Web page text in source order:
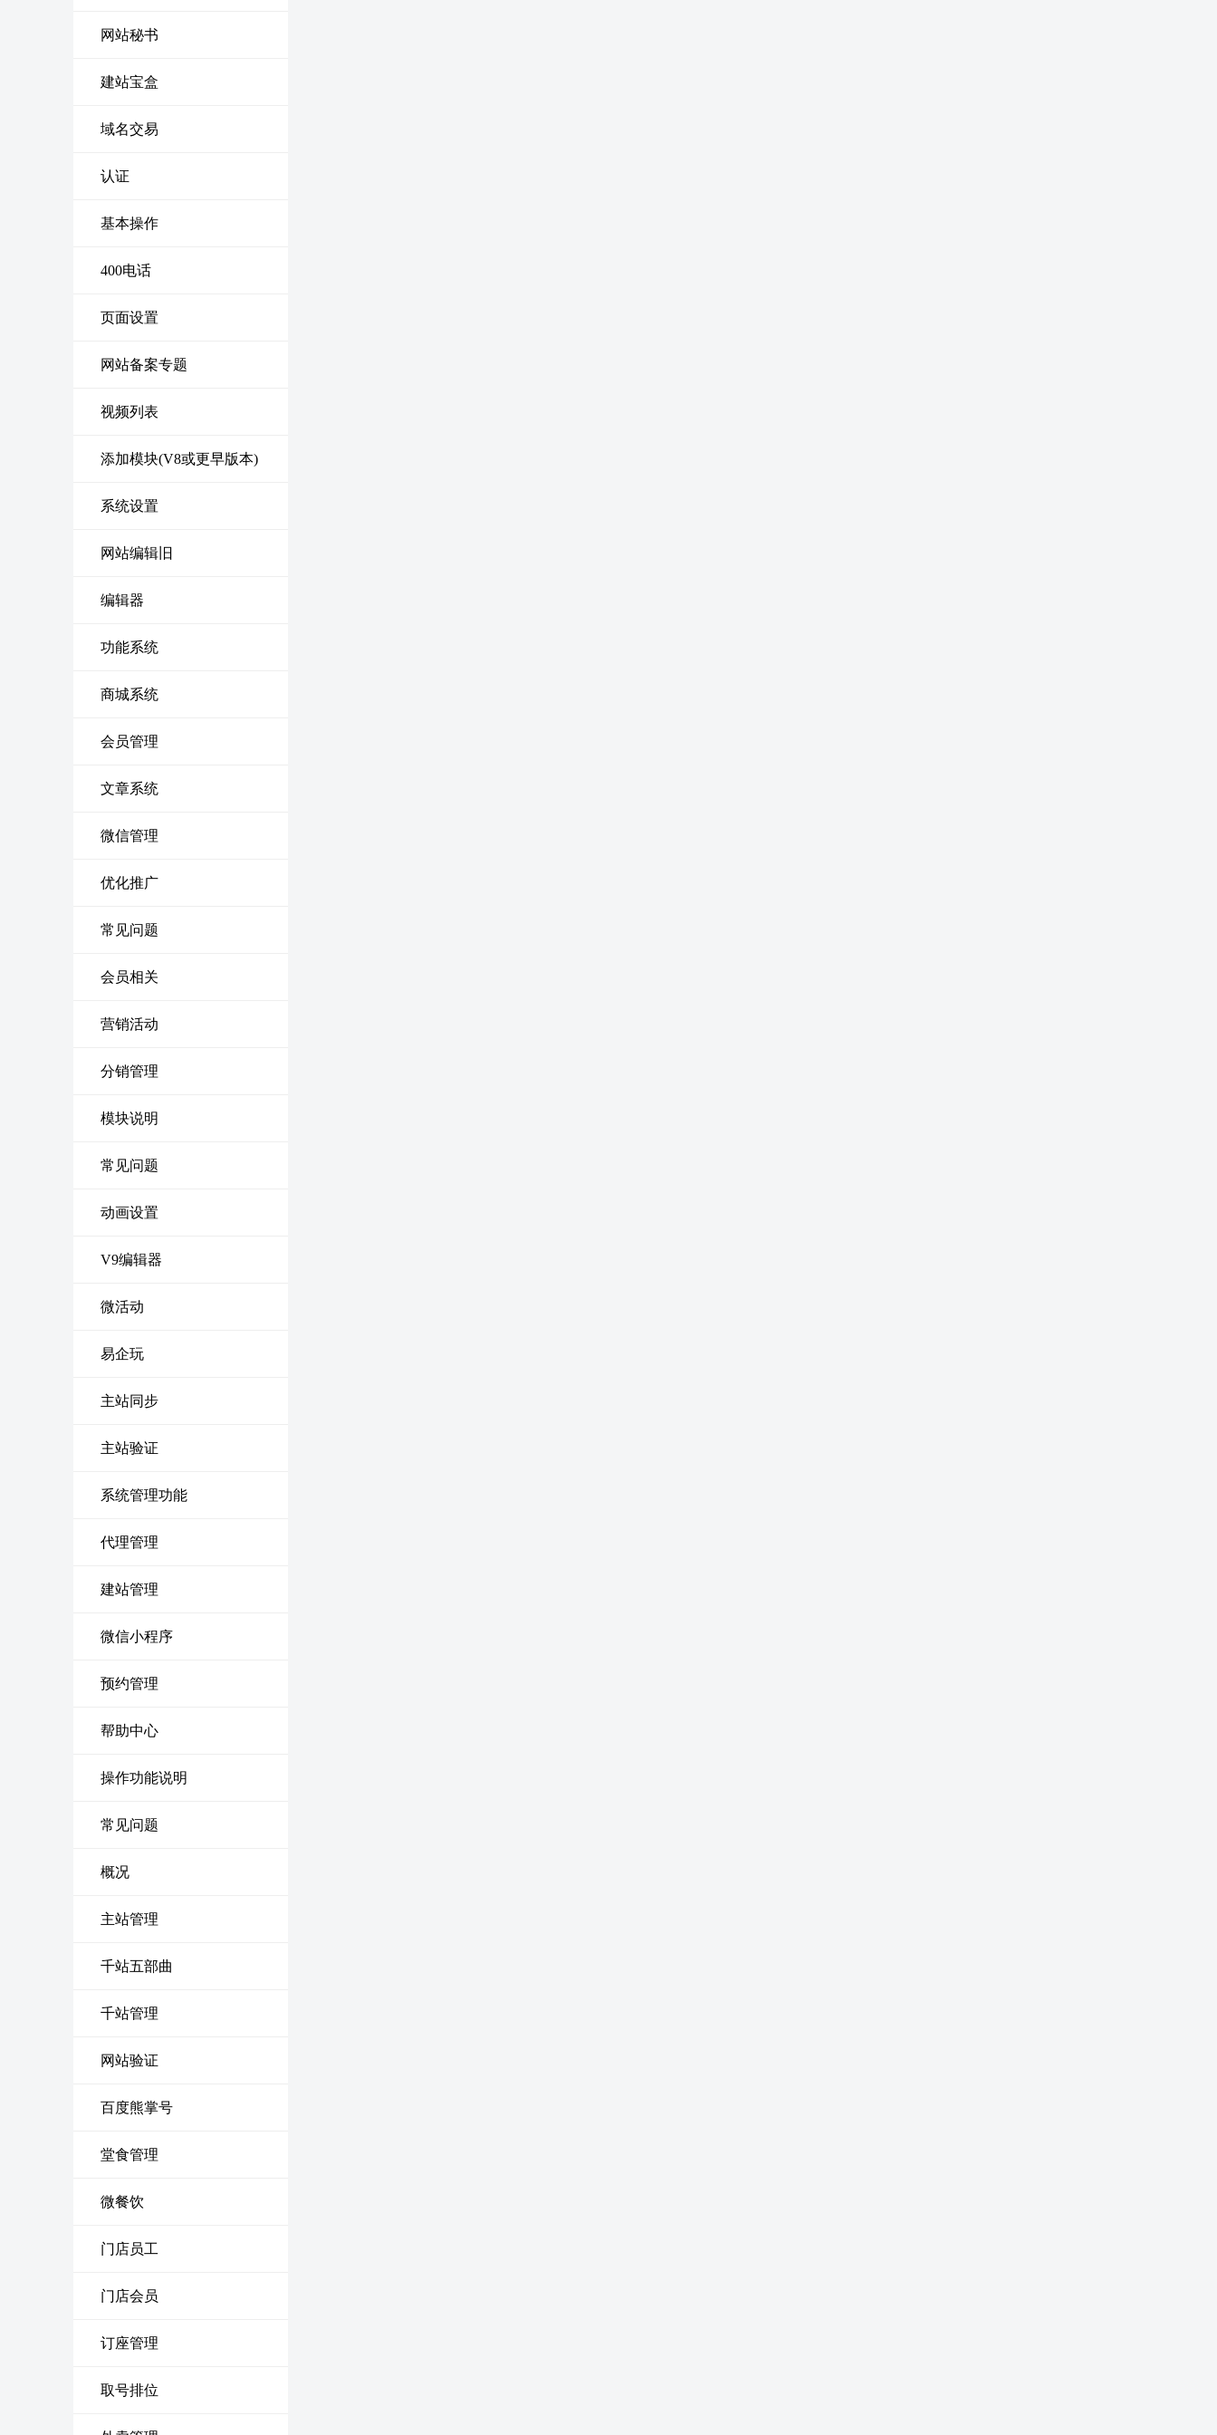
网站秘书
建站宝盒
域名交易
认证
基本操作
400电话
页面设置
网站备案专题
视频列表
添加模块(V8或更早版本)
系统设置
网站编辑旧
编辑器
功能系统
商城系统
会员管理
文章系统
微信管理
优化推广
常见问题
会员相关
营销活动
分销管理
模块说明
常见问题
动画设置
V9编辑器
微活动
易企玩
主站同步
主站验证
系统管理功能
代理管理
建站管理
微信小程序
预约管理
帮助中心
操作功能说明
常见问题
概况
主站管理
千站五部曲
千站管理
网站验证
百度熊掌号
堂食管理
微餐饮
门店员工
门店会员
订座管理
取号排位